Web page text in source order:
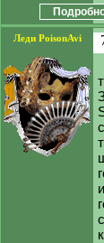
Леди PoisonAvi